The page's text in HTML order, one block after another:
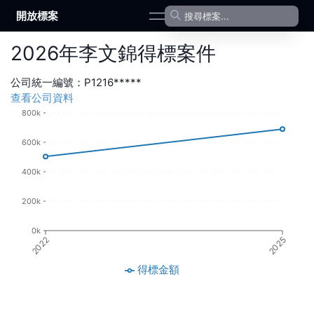
開放標案 open navigation menu
2026年李文錦得標案件
公司統一編號： P1216*****
查看公司資料
2022 2025
0k
200k
400k
600k
800k
得標金額